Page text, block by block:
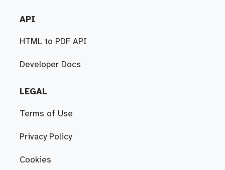
API
HTML to PDF API
Developer Docs
LEGAL
Terms of Use
Privacy Policy
Cookies